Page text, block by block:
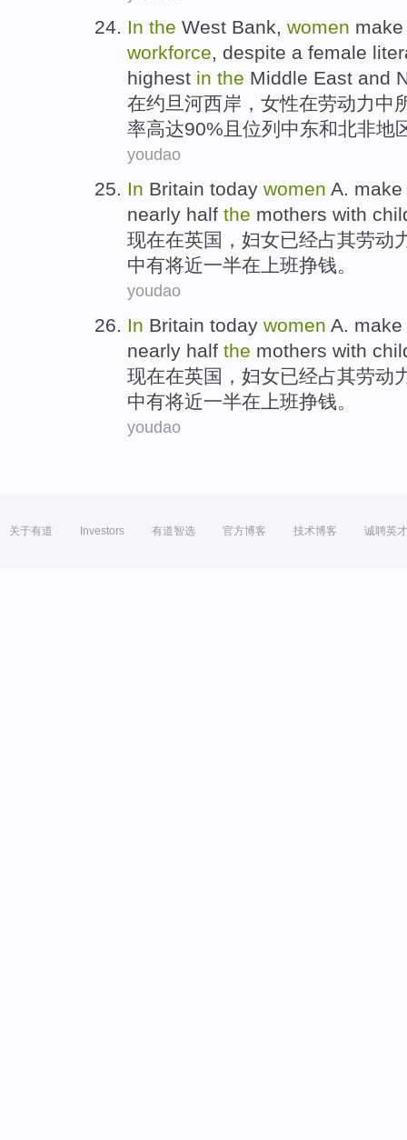
In the West Bank, women
workforce, despite a female
highest in the Middle East and
在约旦河西岸 ， 女性在劳动力中
率高达90%且 位列 中东和北非地
youdao
In Britain today women A.
nearly half the mothers with
现在在英国 ， 妇女已经占其劳动
中有将近一半在 上班挣钱。
youdao
In Britain today women A.
nearly half the mothers with
现在在英国 ， 妇女已经占其劳动
中有将近一半在 上班挣钱。
youdao
关于有道 Investors 有道智选 官方博客 技术博客 诚聘英才